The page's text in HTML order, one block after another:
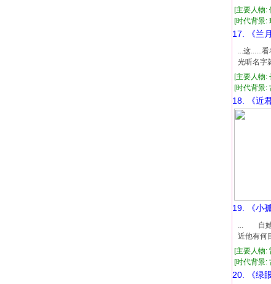
[主要人物
[时代背景
17. 《兰
...这......
光听名字
[主要人物
[时代背景
18. 《近
19. 《小
... 自她
近他有何
[主要人物
[时代背景
20. 《绿